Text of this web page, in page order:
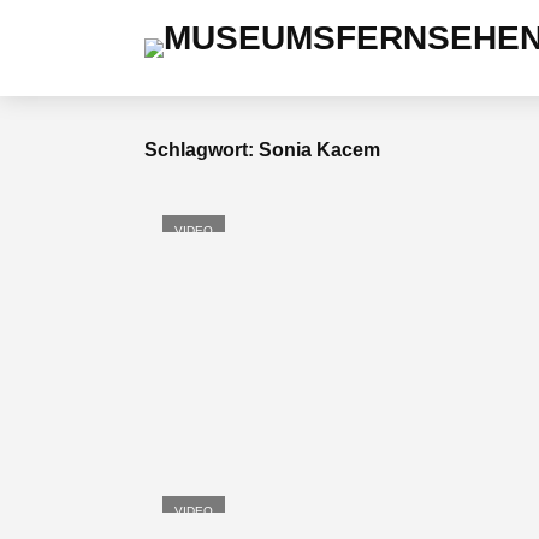
Schlagwort: Sonia Kacem
VIDEO
VIDEO